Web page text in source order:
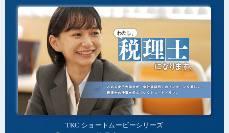
TKC ショートムービーシリーズ